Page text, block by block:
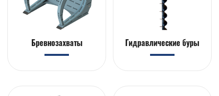
Бревнозахваты Гидравлические буры